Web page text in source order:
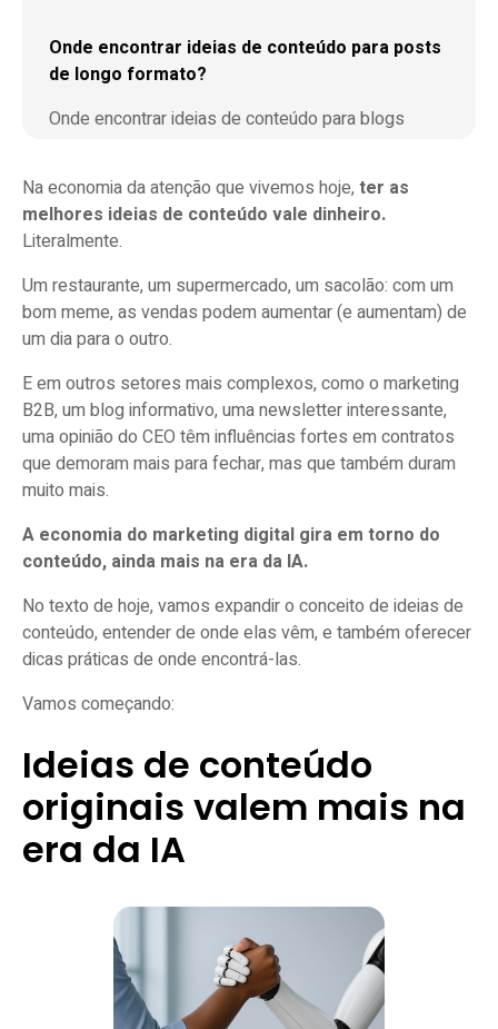
Onde encontrar ideias de conteúdo para posts
de longo formato?
Onde encontrar ideias de conteúdo para blogs
Onde encontrar ideias de conteúdo para
newsletters
Onde encontrar ideias de conteúdo para grandes
posts no LinkedIn
Na economia da atenção que vivemos hoje, ter as
melhores ideias de conteúdo vale dinheiro.
Literalmente.
Um restaurante, um supermercado, um sacolão: com um
bom meme, as vendas podem aumentar (e aumentam) de
um dia para o outro.
E em outros setores mais complexos, como o marketing
B2B, um blog informativo, uma newsletter interessante,
uma opinião do CEO têm influências fortes em contratos
que demoram mais para fechar, mas que também duram
muito mais.
A economia do marketing digital gira em torno do
conteúdo, ainda mais na era da IA.
No texto de hoje, vamos expandir o conceito de ideias de
conteúdo, entender de onde elas vêm, e também oferecer
dicas práticas de onde encontrá-las.
Vamos começando:
Ideias de conteúdo
originais valem mais na
era da IA